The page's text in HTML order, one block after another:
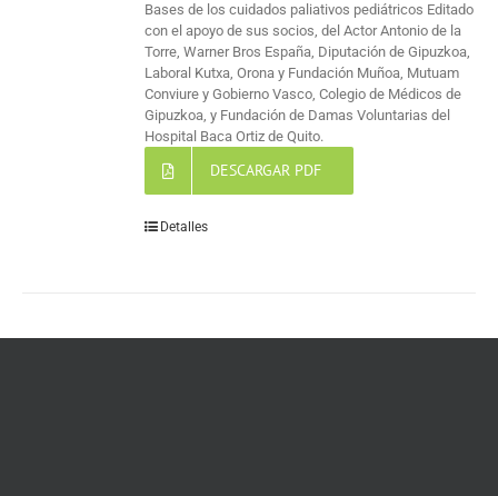
Bases de los cuidados paliativos pediátricos Editado
con el apoyo de sus socios, del Actor Antonio de la
Torre, Warner Bros España, Diputación de Gipuzkoa,
Laboral Kutxa, Orona y Fundación Muñoa, Mutuam
Conviure y Gobierno Vasco, Colegio de Médicos de
Gipuzkoa, y Fundación de Damas Voluntarias del
Hospital Baca Ortiz de Quito.
DESCARGAR PDF
Detalles